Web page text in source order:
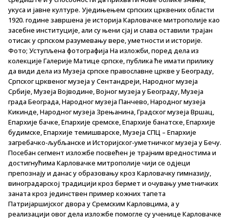
укуса и јавне културе. Уједињењем српских црквених области
1920. године завршена је историја Карловачке митрополије као
засебне институције, али су њени сјај и слава оставили трајан
отисак у српском разумевању вере, уметности и историје.
Фото; Уступљена фотографија На изложби, поред дела из
колекције Галерије Матице српске, публика ће имати прилику
да види дела из Музеја српске православне цркве у Београду,
Српског црквеног музеја у Сентандреји, Народног музеја
Србије, Музеја Војводине, Војног музеја у Београду, Музеја
града Београда, Народног музеја Панчево, Народног музеја
Кикинде, Народног музеја Зрењанина, Градског музеја Вршац,
Епархије бачке, Епархије сремске, Епархије банатске, Епархије
будимске, Епархије темишварске, Музеја СПЦ – Епархије
загребачко-љубљанске и Историјског-уметничког музеја у Бечу.
Посебан сегмент изложбе посвећен је трајним вредностима и
достигнућима Карловачке митрополије чији се одјеци
препознају и данас у образовању кроз Карловачку гимназију,
виноградарској традицији кроз бермет и очувању уметничких
заната кроз јединствен пример кожних тапета
Патријаршијског двора у Сремским Карловцима, а у
реализацији овог дела изложбе помогле су ученице Карловачке